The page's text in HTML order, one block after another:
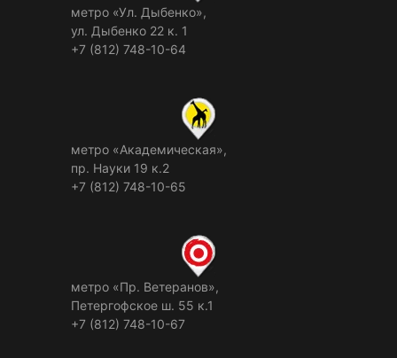
метро «Ул. Дыбенко»,
ул. Дыбенко 22 к. 1
+7 (812) 748-10-64
метро «Академическая»,
пр. Науки 19 к.2
+7 (812) 748-10-65
метро «Пр. Ветеранов»,
Петергофское ш. 55 к.1
+7 (812) 748-10-67